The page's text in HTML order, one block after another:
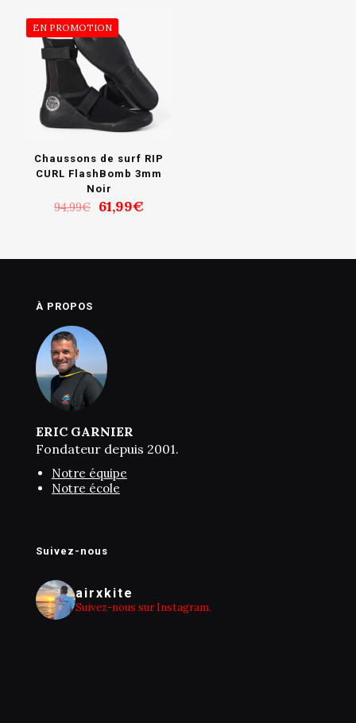
EN PROMOTION
Chaussons de surf RIP
CURL FlashBomb 3mm
Noir
94,99€
Le
61,99€Le
À PROPOS
ERIC GARNIER
Fondateur depuis 2001.
Notre équipe
Notre école
Suivez-nous
airxkite
Suivez-nous sur Instagram.